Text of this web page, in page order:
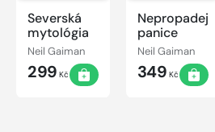
Severská
mytológia
Neil Gaiman
299 Kč
Nepropadejte
panice
Neil Gaiman
349 Kč